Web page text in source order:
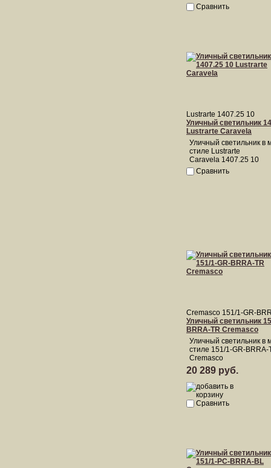
Сравнить
Lustrarte 1407.25 10
Уличный светильник
Lustrarte Caravela
Уличный светильник в
стиле Lustrarte
Caravela 1407.25 10
Сравнить
Cremasco 151/1-GR-
Уличный светильник
BRRA-TR Cremasco
Уличный светильник в
стиле 151/1-GR-BRRA-
Cremasco
20 289 руб.
Сравнить